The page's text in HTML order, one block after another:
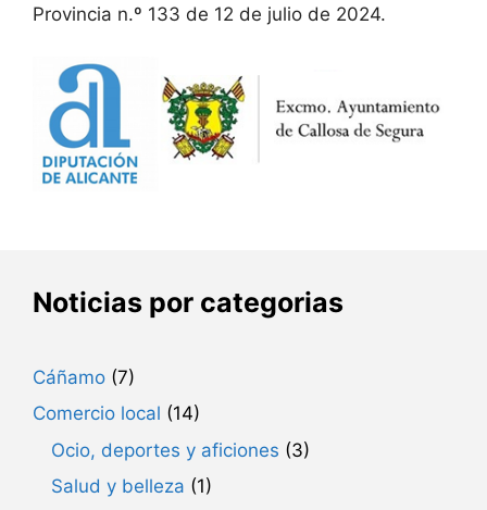
Provincia n.º 133 de 12 de julio de 2024.
Noticias por categorias
Cáñamo (7)
Comercio local (14)
Ocio, deportes y aficiones (3)
Salud y belleza (1)